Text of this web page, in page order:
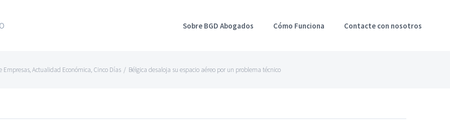
Sobre BGD Abogados Cómo Funciona Contacte con nosotros
Empresas,Actualidad Económica, Cinco Días / Bélgica desaloja su espacio aéreo por un problema técnico